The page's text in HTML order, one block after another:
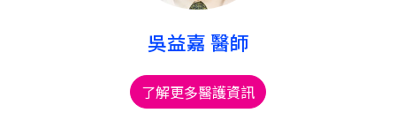
吳益嘉 醫師
了解更多醫護資訊